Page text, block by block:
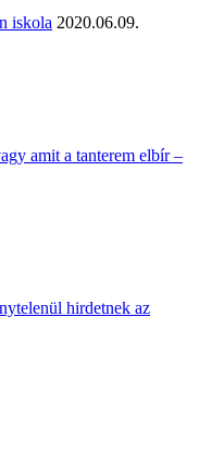
iskola 2020.06.09.
amit a tanterem elbír –
hirdetnek az